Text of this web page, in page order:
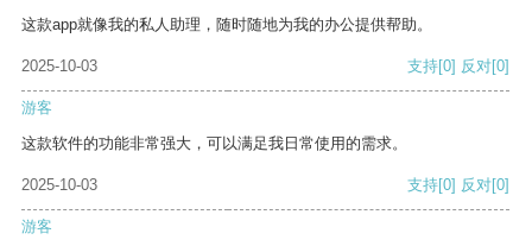
这款app就像我的私人助理，随时随地为我的办公提供帮助。
2025-10-03 支持[0] 反对[0]
游客
这款软件的功能非常强大，可以满足我日常使用的需求。
2025-10-03 支持[0] 反对[0]
游客